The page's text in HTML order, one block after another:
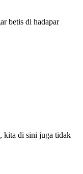
betis di hadapar
kita di sini juga tidak